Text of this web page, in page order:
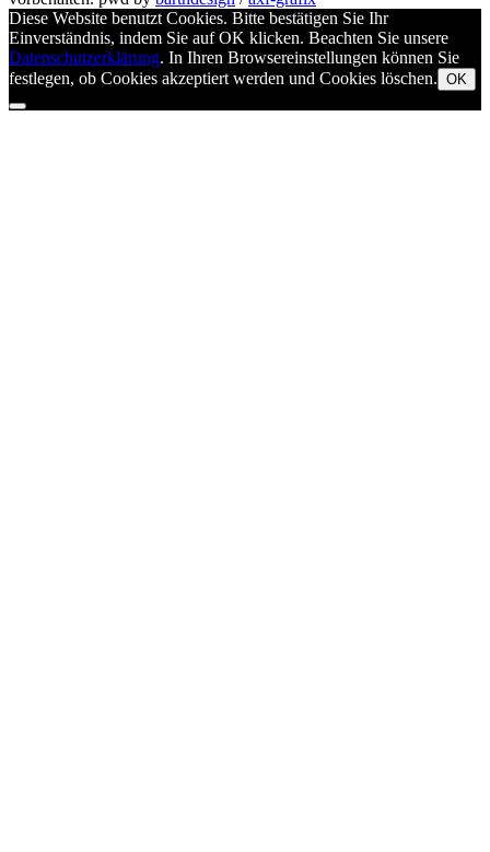
Diese Website benutzt Cookies. Bitte bestätigen Sie Ihr
Einverständnis, indem Sie auf OK klicken. Beachten Sie unsere
Datenschutzerklärung. In Ihren Browsereinstellungen können Sie
festlegen, ob Cookies akzeptiert werden und Cookies löschen. OK